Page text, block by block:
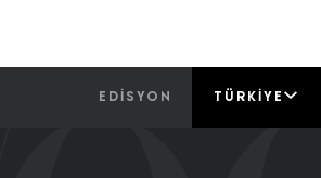
EDİSYON TÜRKIYE